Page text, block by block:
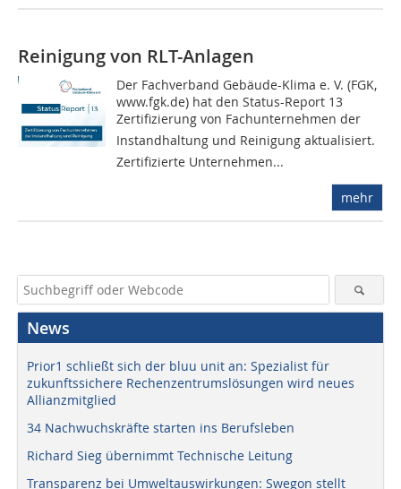
Reinigung von RLT-Anlagen
Der Fachverband Gebäude-Klima e. V. (FGK,
www.fgk.de) hat den Status-Report 13
Zertifizierung von Fachunternehmen der
Instandhaltung und Reinigung aktualisiert.
Zertifizierte Unternehmen...
mehr
News
Prior1 schließt sich der bluu unit an: Spezialist für
zukunftssichere Rechenzentrumslösungen wird neues
Allianzmitglied
34 Nachwuchskräfte starten ins Berufsleben
Richard Sieg übernimmt Technische Leitung
Transparenz bei Umweltauswirkungen: Swegon stellt